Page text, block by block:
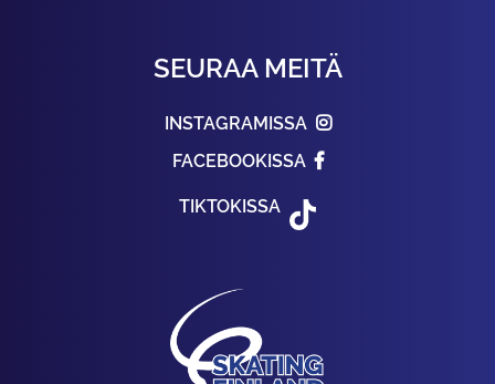
SEURAA MEITÄ
INSTAGRAMISSA
FACEBOOKISSA
TIKTOKISSA